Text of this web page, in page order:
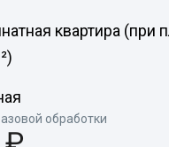
квартира (при
обработки